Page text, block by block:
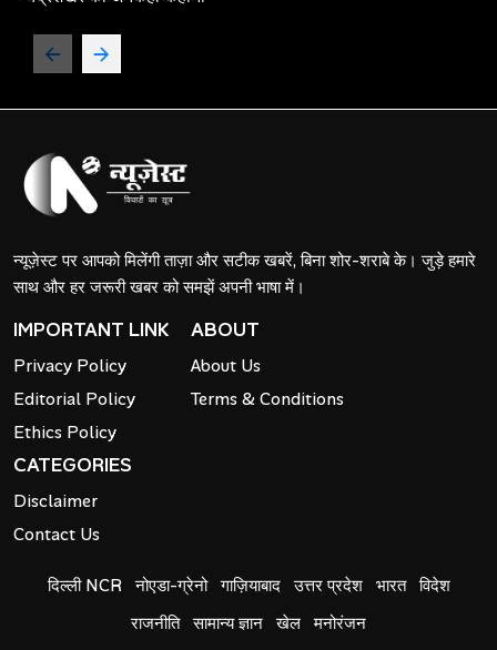
न्यूज़ेस्ट पर आपको मिलेंगी ताज़ा और सटीक खबरें, बिना शोर-शराबे के। जुड़े हमारे
साथ और हर जरूरी खबर को समझें अपनी भाषा में।
IMPORTANT LINK
Privacy Policy
Editorial Policy
Ethics Policy
ABOUT
About Us
Terms & Conditions
CATEGORIES
Disclaimer
Contact Us
दिल्ली NCR नोएडा-ग्रेनो गाज़ियाबाद उत्तर प्रदेश भारत विदेश
राजनीति सामान्य ज्ञान खेल मनोरंजन